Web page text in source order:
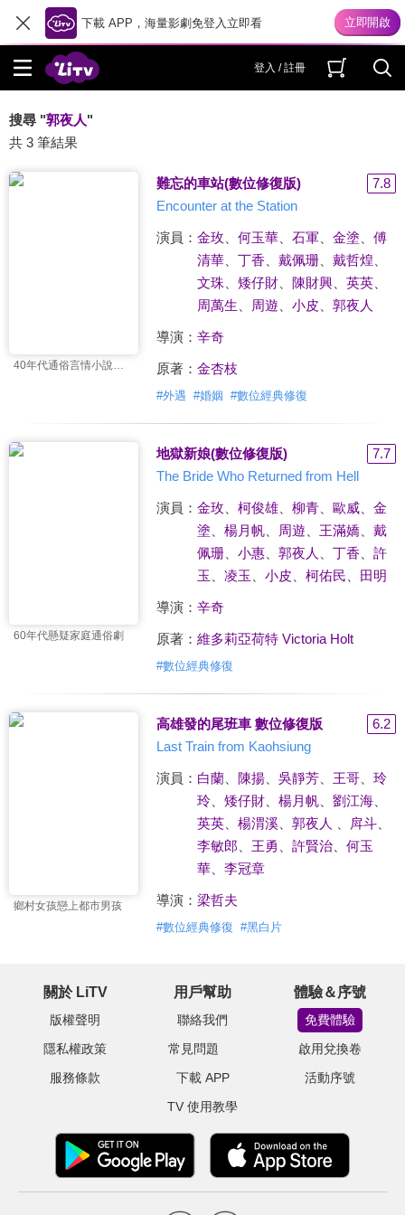
下載 APP，海量影劇免登入立即看
登入 / 註冊
搜尋 "郭夜人"
共 3 筆結果
40年代通俗言情小說改編
難忘的車站(數位修復版)
7.8
Encounter at the Station
演員： 金玫 何玉華、 石軍、 金塗
傅
清華、 丁香 戴佩珊、 戴哲煌
文珠
矮仔財、 陳財興、 英英、
周萬生
周遊 小皮 郭夜人
導演： 辛奇
原著： 金杏枝
#外遇 #婚姻 #數位經典修復
60年代懸疑家庭通俗劇
地獄新娘(數位修復版)
7.7
The Bride Who Returned from Hell
演員： 金玫 柯俊雄、 柳青、 歐威、 金
塗
楊月帆、 周遊 王滿嬌、 戴
佩珊、 小惠、 郭夜人 丁香
許
玉
凌玉 小皮 柯佑民 田明
導演： 辛奇
原著： 維多莉亞荷特 Victoria Holt
#數位經典修復
鄉村女孩戀上都市男孩
高雄發的尾班車 數位修復版
6.2
Last Train from Kaohsiung
演員： 白蘭、 陳揚、 吳靜芳、 王哥、 玲
玲、 矮仔財、 楊月帆、 劉江海、
英英、 楊渭溪、 郭夜人 戽斗、
李敏郎
王勇 許賢治、 何玉
華、 李冠章
導演： 梁哲夫
#數位經典修復 #黑白片
關於 LiTV
版權聲明
隱私權政策
服務條款
用戶幫助
聯絡我們
常見問題
下載 APP
TV 使用教學
體驗＆序號
免費體驗
啟用兌換卷
活動序號